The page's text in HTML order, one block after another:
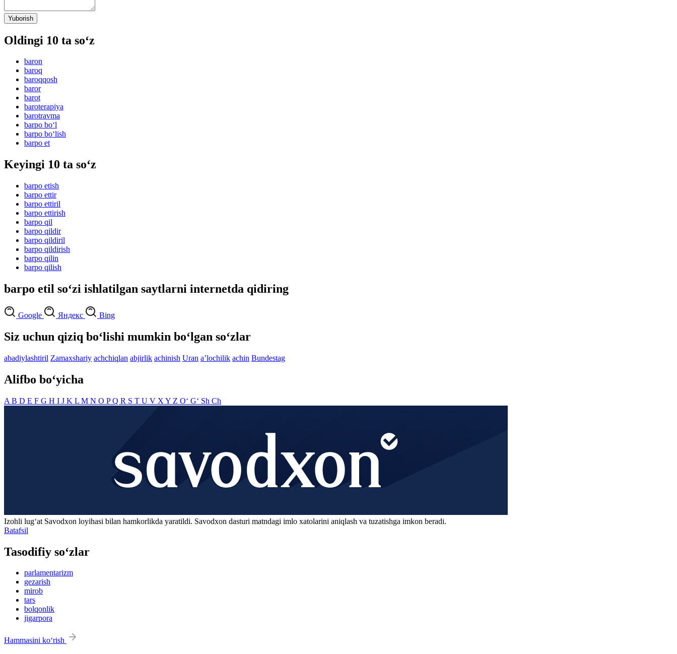
Yuborish
Oldingi 10 ta so‘z
baron
baroq
baroqqosh
baror
barot
baroterapiya
barotravma
barpo bo‘l
barpo bo‘lish
barpo et
Keyingi 10 ta so‘z
barpo etish
barpo ettir
barpo ettiril
barpo ettirish
barpo qil
barpo qildir
barpo qildiril
barpo qildirish
barpo qilin
barpo qilish
barpo etil so‘zi ishlatilgan saytlarni internetda qidiring
Google Яндекс Bing
Siz uchun qiziq bo‘lishi mumkin bo‘lgan so‘zlar
abadiylashtiril Zamaxshariy achchiqlan abjirlik achinish Uran aʼlochilik achin Bundestag
Alifbo bo‘yicha
A B D E F G H I J K L M N O PQ R S T U V X Y Z O‘ G‘ Sh Ch
Izohli lugʻat Savodxon loyihasi bilan hamkorlikda yaratildi. Savodxon dasturi matndagi imlo xatolarini aniqlash va tuzatishga imkon beradi.
Batafsil
Tasodifiy so‘zlar
parlamentarizm
gezarish
mirob
tars
bolqonlik
jigarpora
Hammasini ko‘rish